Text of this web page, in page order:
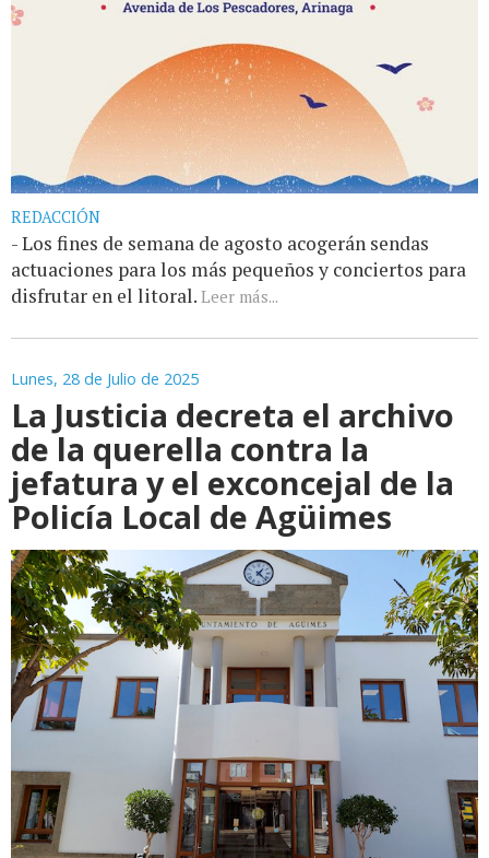
REDACCIÓN
- Los fines de semana de agosto acogerán sendas
actuaciones para los más pequeños y conciertos para
disfrutar en el litoral. Leer más...
Lunes, 28 de Julio de 2025
La Justicia decreta el archivo
de la querella contra la
jefatura y el exconcejal de la
Policía Local de Agüimes